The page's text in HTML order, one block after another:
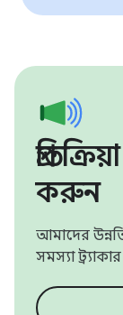
করুন
আমাদের
সমস্যা